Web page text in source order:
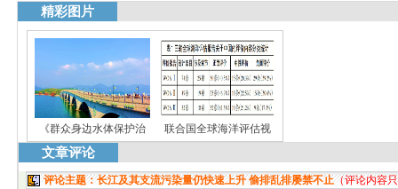
精彩图片
《群众身边水体保护治 联合国全球海洋评估视
文章评论